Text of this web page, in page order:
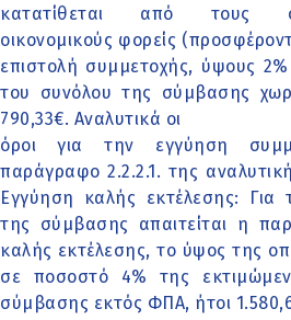
κατατίθεται από τους
οικονομικούς φορείς
επιστολή συμμετοχής, ύψους
του συνόλου της σύμβασης
790,33€. Αναλυτικά οι
όροι για την εγγύηση
παράγραφο 2.2.2.1. της
Εγγύηση καλής εκτέλεσης: Για
της σύμβασης απαιτείται η
καλής εκτέλεσης, το ύψος της
σε ποσοστό 4% της
σύμβασης εκτός ΦΠΑ, ήτοι